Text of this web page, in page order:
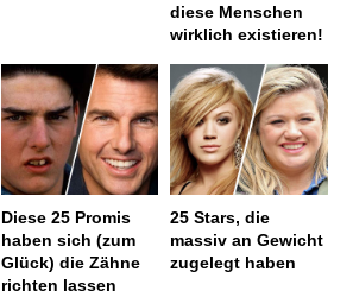
diese Menschen
wirklich existieren!
Diese 25 Promis
haben sich (zum
Glück) die Zähne
richten lassen
25 Stars, die
massiv an Gewicht
zugelegt haben